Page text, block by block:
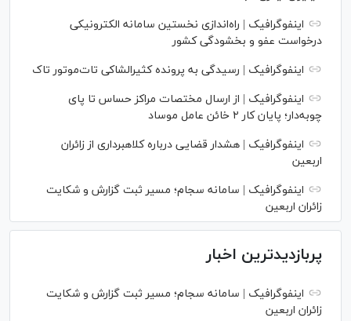
اینفوگرافیک | راه‌اندازی نخستین سامانه الکترونیکی
درخواست عفو و بخشودگی کشور
اینفوگرافیک | رسیدگی به پرونده کثیرالشاکی تات‌موتور تاک
اینفوگرافیک | از ارسال مختصات مراکز حساس تا پای
چوبه‌دار؛ پایان کار ۲ خائن عامل موساد
اینفوگرافیک | هشدار قضایی درباره کلاهبرداری از زائران
اربعین
اینفوگرافیک | سامانه سجام؛ مسیر ثبت گزارش و شکایت
زائران اربعین
پربازدیدترین اخبار
اینفوگرافیک | سامانه سجام؛ مسیر ثبت گزارش و شکایت
زائران اربعین